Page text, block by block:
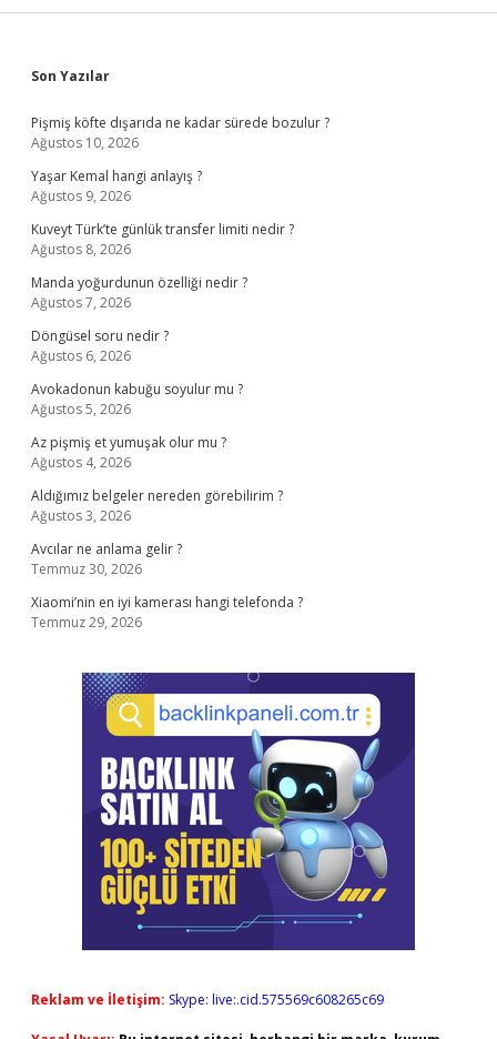
Sidebar
Son Yazılar
Pişmiş köfte dışarıda ne kadar sürede bozulur ?
Ağustos 10, 2026
Yaşar Kemal hangi anlayış ?
Ağustos 9, 2026
Kuveyt Türk’te günlük transfer limiti nedir ?
Ağustos 8, 2026
Manda yoğurdunun özelliği nedir ?
Ağustos 7, 2026
Döngüsel soru nedir ?
Ağustos 6, 2026
Avokadonun kabuğu soyulur mu ?
Ağustos 5, 2026
Az pişmiş et yumuşak olur mu ?
Ağustos 4, 2026
Aldığımız belgeler nereden görebilirim ?
Ağustos 3, 2026
Avcılar ne anlama gelir ?
Temmuz 30, 2026
Xiaomi’nin en iyi kamerası hangi telefonda ?
Temmuz 29, 2026
Reklam ve İletişim: Skype: live:.cid.575569c608265c69